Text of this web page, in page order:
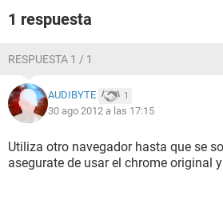
1 respuesta
RESPUESTA 1 / 1
AUDIBYTE 1
30 ago 2012 a las 17:15
Utiliza otro navegador hasta que se
asegurate de usar el chrome original